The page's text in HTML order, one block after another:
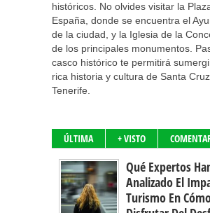
históricos. No olvides visitar la
España, donde se encuentra el
de la ciudad, y la Iglesia de la
de los principales monumentos.
casco histórico te permitirá
rica historia y cultura de Santa
Tenerife.
ÚLTIMA + VISTO
Qué Expertos
Analizado El
Turismo En